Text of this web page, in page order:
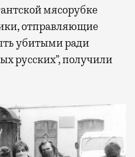
мясорубке
отправляющие
убитыми ради
русских”, получили